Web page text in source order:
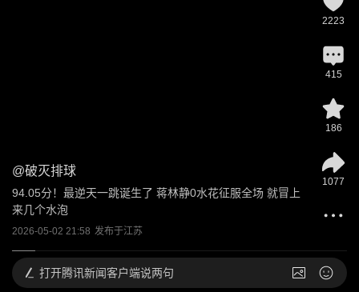
@破灭排球
94.05分！最逆天一跳诞生了 蒋林静0水花征服全场 就冒上
来几个水泡
2026-05-02 21:58 发布于江苏
2223
415
186
1077
打开腾讯新闻客户端说两句